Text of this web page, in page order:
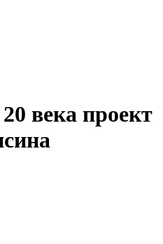
века проект